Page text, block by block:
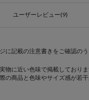
ユーザーレビュー(9)
に記載の注意書きをご確認のう
物に近い色味で掲載しており
の商品と色味やサイズ感が若